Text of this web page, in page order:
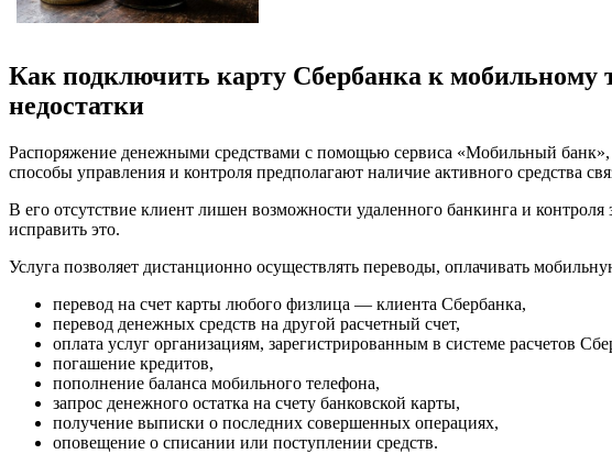
Как подключить карту Сбербанка к мобильному
недостатки
Распоряжение денежными средствами с помощью сервиса «Мобильный
способы управления и контроля предполагают наличие активного средства
В его отсутствие клиент лишен возможности удаленного банкинга и
исправить это.
Услуга позволяет дистанционно осуществлять переводы, оплачивать
перевод на счет карты любого физлица — клиента Сбербанка,
перевод денежных средств на другой расчетный счет,
оплата услуг организациям, зарегистрированным в системе расчетов
погашение кредитов,
пополнение баланса мобильного телефона,
запрос денежного остатка на счету банковской карты,
получение выписки о последних совершенных операциях,
оповещение о списании или поступлении средств.